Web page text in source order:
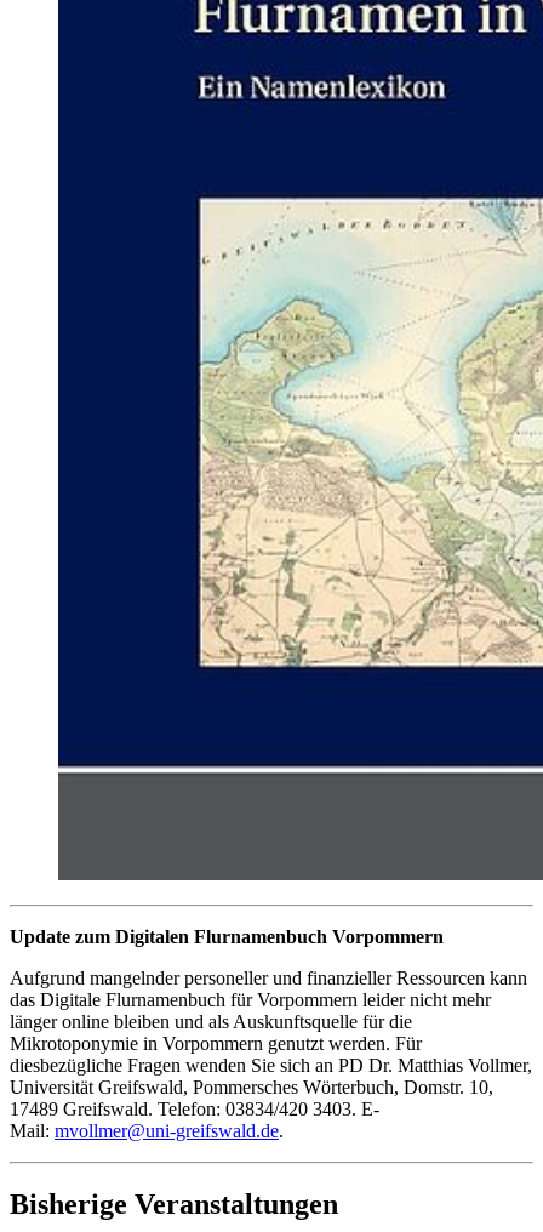
Update zum Digitalen Flurnamenbuch Vorpommern
Aufgrund mangelnder personeller und finanzieller Ressourcen kann
das Digitale Flurnamenbuch für Vorpommern leider nicht mehr
länger online bleiben und als Auskunftsquelle für die
Mikrotoponymie in Vorpommern genutzt werden. Für
diesbezügliche Fragen wenden Sie sich an PD Dr. Matthias Vollmer,
Universität Greifswald, Pommersches Wörterbuch, Domstr. 10,
17489 Greifswald. Telefon: 03834/420 3403. E-
Mail: mvollmer@uni-greifswald.de.
Bisherige Veranstaltungen